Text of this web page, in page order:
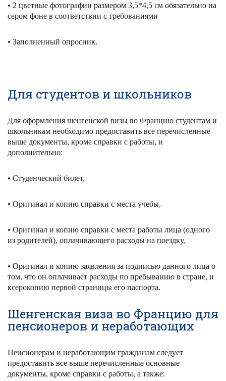
• 2 цветные фотографии размером 3,5*4,5 см обязательно на
сером фоне в соответствии с требованиями
• Заполненный опросник.
Для студентов и школьников
Для оформления шенгенской визы во Францию студентам и
школьникам необходимо предоставить все перечисленные
выше документы, кроме справки с работы, и
дополнительно:
• Студенческий билет,
• Оригинал и копию справки с места учебы,
• Оригинал и копию справки с места работы лица (одного
из родителей), оплачивающего расходы на поездку,
• Оригинал и копию заявления за подписью данного лица о
том, что он оплачивает расходы по пребыванию в стране, и
ксерокопию первой страницы его паспорта.
Шенгенская виза во Францию для
пенсионеров и неработающих
Пенсионерам и неработающим гражданам следует
предоставить все выше перечисленные основные
документы, кроме справки с работы, а также: